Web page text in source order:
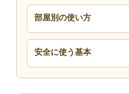
部屋別の使い方
安全に使う基本